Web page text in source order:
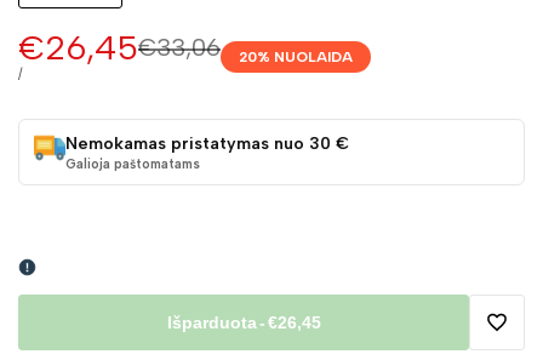
Įprasta
€33,06
Pardavimo
kaina
€26,45
VIENETO
/
20% NUOLAIDA
Nemokamas pristatymas nuo 30 €
Galioja paštomatams
Išparduota-€26,45